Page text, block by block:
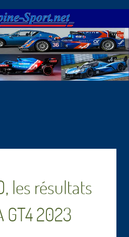
les résultats
GT4 2023